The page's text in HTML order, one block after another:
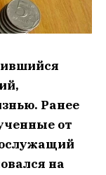
Ранее
от
на